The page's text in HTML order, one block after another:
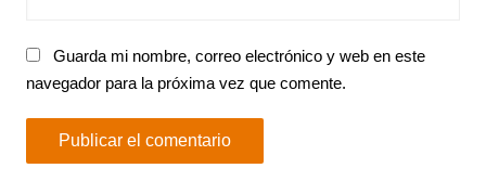
Guarda mi nombre, correo electrónico y web en este
navegador para la próxima vez que comente.